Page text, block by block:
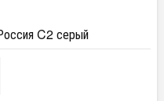
C2 серый